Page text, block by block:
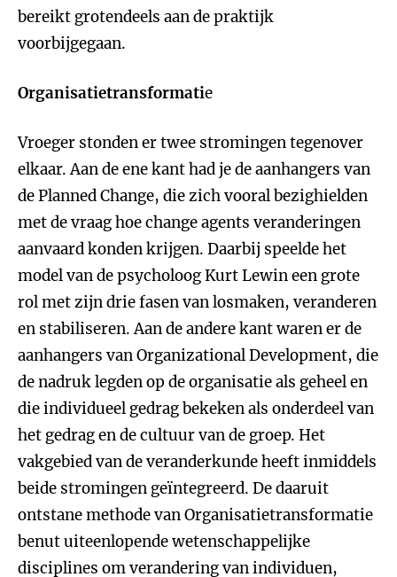
bereikt grotendeels aan de praktijk
voorbijgegaan.
Organisatietransformatie
Vroeger stonden er twee stromingen tegenover
elkaar. Aan de ene kant had je de aanhangers van
de Planned Change, die zich vooral bezighielden
met de vraag hoe change agents veranderingen
aanvaard konden krijgen. Daarbij speelde het
model van de psycholoog Kurt Lewin een grote
rol met zijn drie fasen van losmaken, veranderen
en stabiliseren. Aan de andere kant waren er de
aanhangers van Organizational Development, die
de nadruk legden op de organisatie als geheel en
die individueel gedrag bekeken als onderdeel van
het gedrag en de cultuur van de groep. Het
vakgebied van de veranderkunde heeft inmiddels
beide stromingen geïntegreerd. De daaruit
ontstane methode van Organisatietransformatie
benut uiteenlopende wetenschappelijke
disciplines om verandering van individuen,